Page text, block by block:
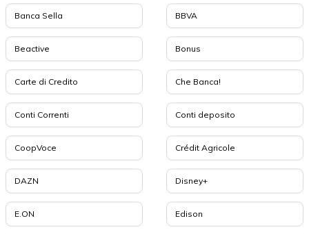
Banca Sella BBVA
Beactive Bonus
Carte di Credito Che Banca!
Conti Correnti Conti deposito
CoopVoce Crédit Agricole
DAZN Disney+
E.ON Edison